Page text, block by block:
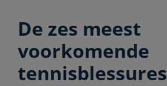
De zes meest
voorkomende
tennisblessures